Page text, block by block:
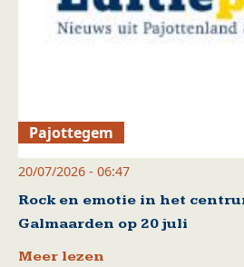
Pajottegem
20/07/2026 - 06:47
Rock en emotie in het
Galmaarden op 20 juli
Meer lezen